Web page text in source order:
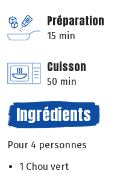
Préparation
15 min
Cuisson
50 min
Ingrédients
Pour 4 personnes
1 Chou vert